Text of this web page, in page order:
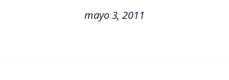
mayo 3, 2011